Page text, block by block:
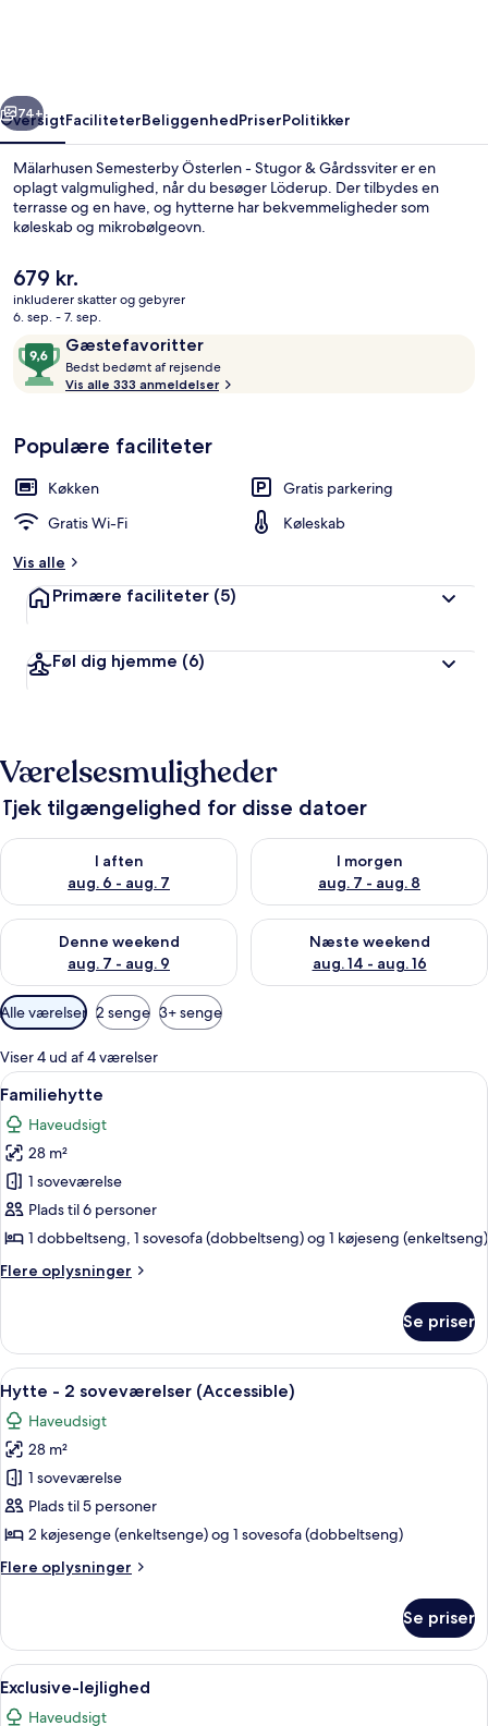
Gårdssviter
Næste
74+
OversigtFaciliteterBeliggenhedPriserPolitikker
Mälarhusen Semesterby Österlen - Stugor & Gårdssviter er en
oplagt valgmulighed, når du besøger Löderup. Der tilbydes en
terrasse og en have, og hytterne har bekvemmeligheder som
køleskab og mikrobølgeovn.
Den
nuværende
pris
679 kr.
679 kr.
inkluderer skatter og gebyrer
6. sep. - 7. sep.
AnmeldelserGæstefavoritter
9,6
ud
af
Gæstefavoritter
Bedst bedømt af rejsende
e
t
n
e
Vis alle 333 anmeldelser
Populære faciliteter
Køkken
Gratis parkering
Gratis Wi-Fi
Køleskab
Vis alle
Primære faciliteter (5)
Føl dig hjemme (6)
Værelsesmuligheder
Tjek tilgængelighed for disse datoer
I aften
aug. 6 - aug. 7
Tjek tilgængelighed for i aften aug. 6 - aug. 7
I morgen
aug. 7 - aug. 8
Tjek tilgængelighed for i
Denne weekend
aug. 7 - aug. 9
Tjek tilgængelighed for denne weekend aug. 7 - aug. 9
Næste weekend
aug. 14 - aug. 16
Tjek tilgængelighed for næste
Tilgængelige
filtre
for
værelser
Alle værelser 2 senge 3+ senge
Viser 4 ud af 4 værelser
Indlæs
alle
billeder
af
Familiehytte
Et værelse med to senge, et vindue
22
Familiehytte
Haveudsigt
28 m²
1 soveværelse
Plads til 6 personer
1 dobbeltseng, 1 sovesofa (dobbeltseng) og 1 køjeseng (enkeltseng)
Flere oplysninger
Flere
Se priser
Indlæs
alle
billeder
af
Hytte
-
2
(Accessible)
Et værelse med køjeseng, trægulv,
9
Hytte - 2 soveværelser (Accessible)
Haveudsigt
28 m²
1 soveværelse
Plads til 5 personer
2 køjesenge (enkeltsenge) og 1 sovesofa (dobbeltseng)
Flere oplysninger
Flere
-
soveværelser
(Accessible)
Se priser
Indlæs
alle
En moderne bygning med hvid
14
Exclusive-lejlighed
Haveudsigt